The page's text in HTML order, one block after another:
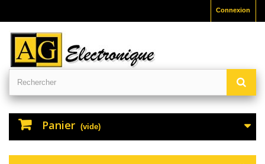
Connexion
Panier (vide)